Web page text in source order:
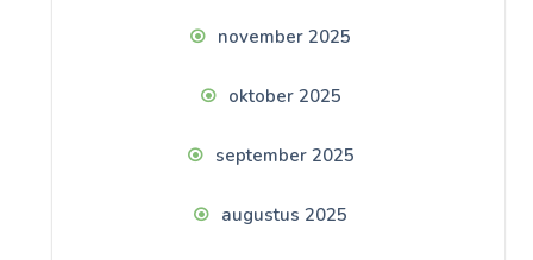
november 2025
oktober 2025
september 2025
augustus 2025